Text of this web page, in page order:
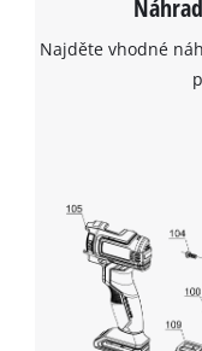
the
Najděte vhodné